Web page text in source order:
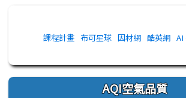
課程計畫 布可星球 因材網 酷英網 AI
AQI空氣品質